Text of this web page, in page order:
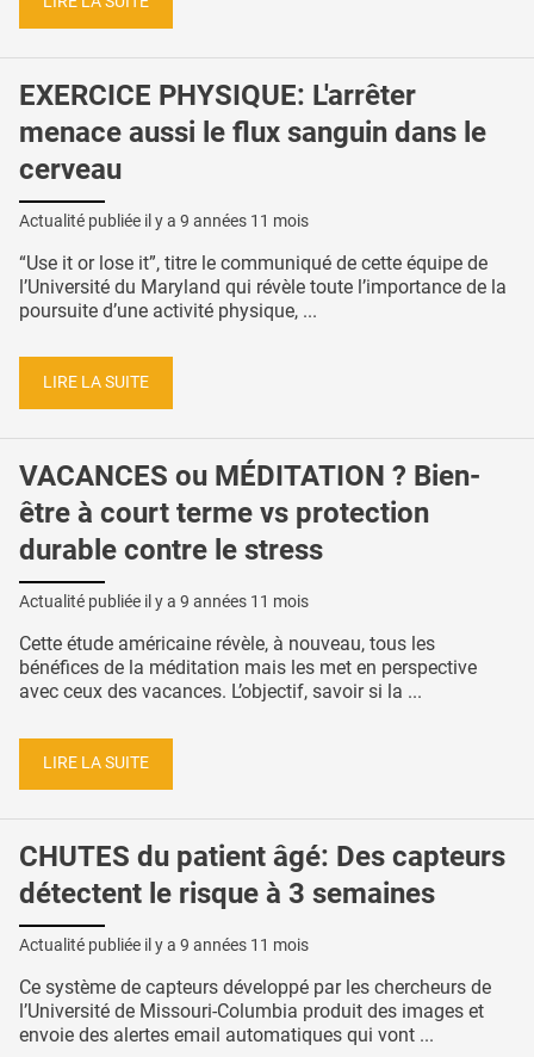
EXERCICE PHYSIQUE: L'arrêter
menace aussi le flux sanguin dans le
cerveau
Actualité publiée il y a 9 années 11 mois
“Use it or lose it”, titre le communiqué de cette équipe de
l’Université du Maryland qui révèle toute l’importance de la
poursuite d’une activité physique, ...
LIRE LA SUITE
VACANCES ou MÉDITATION ? Bien-
être à court terme vs protection
durable contre le stress
Actualité publiée il y a 9 années 11 mois
Cette étude américaine révèle, à nouveau, tous les
bénéfices de la méditation mais les met en perspective
avec ceux des vacances. L’objectif, savoir si la ...
LIRE LA SUITE
CHUTES du patient âgé: Des capteurs
détectent le risque à 3 semaines
Actualité publiée il y a 9 années 11 mois
Ce système de capteurs développé par les chercheurs de
l’Université de Missouri-Columbia produit des images et
envoie des alertes email automatiques qui vont ...